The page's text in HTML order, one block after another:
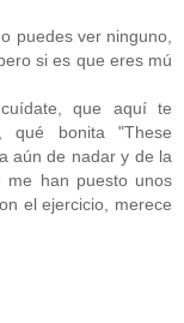
puedes ver ninguno,
si es que eres mú
que aquí te
qué bonita "These
aún de nadar y de la
me han puesto unos
el ejercicio, merece